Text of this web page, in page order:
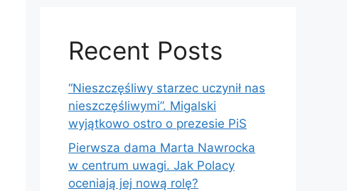
Recent Posts
“Nieszczęśliwy starzec uczynił nas
nieszczęśliwymi”. Migalski
wyjątkowo ostro o prezesie PiS
Pierwsza dama Marta Nawrocka
w centrum uwagi. Jak Polacy
oceniają jej nową rolę?